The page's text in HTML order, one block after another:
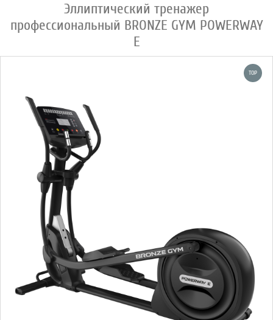
Эллиптический тренажер
профессиональный BRONZE GYM POWERWAY
E
TOP